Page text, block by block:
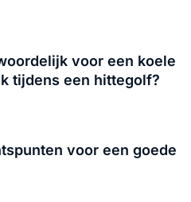
voor een koele
tijdens een hittegolf?
voor een goede